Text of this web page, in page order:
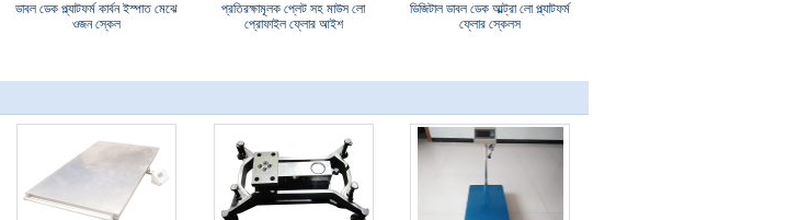
ডাবল ডেক প্ল্যাটফর্ম কার্বন ইস্পাত মেঝে
ওজন স্কেল
প্রতিরক্ষামূলক প্লেট সহ মাউস লো
প্রোফাইল ফ্লোর আইশ
ডিজিটাল ডাবল ডেক আল্ট্রা লো প্ল্যাটফর্ম
ফ্লোর স্কেলস